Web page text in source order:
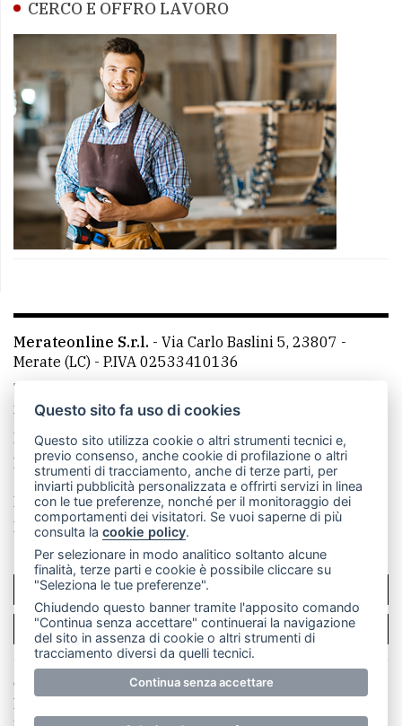
CERCO E OFFRO LAVORO
Merateonline S.r.l. - Via Carlo Baslini 5, 23807 -
Merate (LC) - P.IVA 02533410136
Telefono:
mail: redazione@merateonline.it
La redazione
CasateOnline LeccoOnline
RSS
Made by VIP
Privacy policy
Cookie policy
Rivedi le tue scelte sui cookie
SCRIVICI
PER LA TUA PUBBLICITÀ
© Copyright Merateonline S.r.l. - Tutti i diritti riservati.
E' proibita la riproduzione e pubblicazione anche
Questo sito fa uso di cookies
Questo sito utilizza cookie o altri strumenti tecnici e,
previo consenso, anche cookie di profilazione o altri
strumenti di tracciamento, anche di terze parti, per
inviarti pubblicità personalizzata e offrirti servizi in linea
con le tue preferenze, nonché per il monitoraggio dei
comportamenti dei visitatori. Se vuoi saperne di più
consulta lacookie policy.
Per selezionare in modo analitico soltanto alcune
finalità, terze parti e cookie è possibile cliccare su
"Seleziona le tue preferenze".
Chiudendo questo banner tramite l'apposito comando
"Continua senza accettare" continuerai la navigazione
del sito in assenza di cookie o altri strumenti di
tracciamento diversi da quelli tecnici.
Continua senza accettare